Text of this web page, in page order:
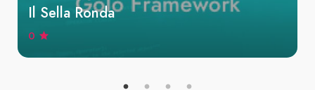
Il Sella Ronda
0